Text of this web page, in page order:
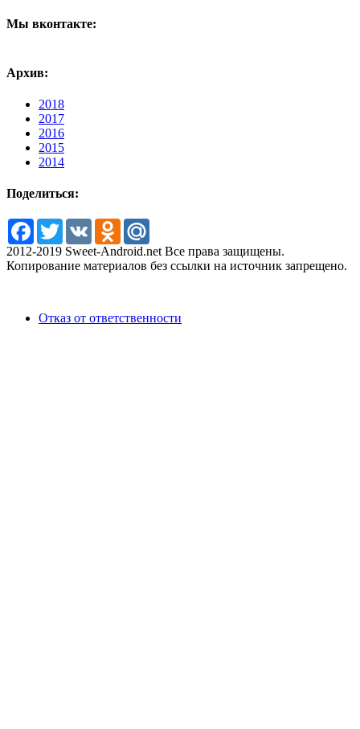
Мы вконтакте:
Архив:
2018
2017
2016
2015
2014
Поделиться:
Facebook
TwitterVK Odnoklassniki
2012-2019 Sweet-Android.net Все права защищены.
Копирование материалов без ссылки на источник запрещено.
Отказ от ответственности